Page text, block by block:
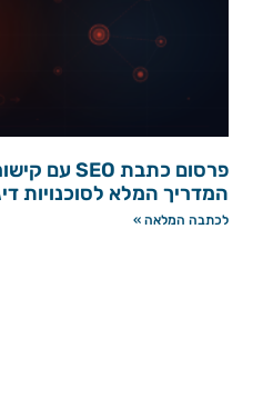
המדריך המלא לסוכנויות
לכתבה המלאה »